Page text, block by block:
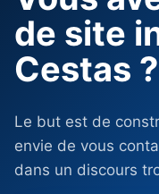
de site
Cestas ?
Le but est de
envie de vous
dans un discours